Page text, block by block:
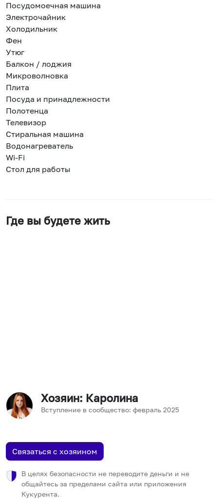
Посудомоечная машина
Электрочайник
Холодильник
Фен
Утюг
Балкон / лоджия
Микроволновка
Плита
Посуда и принадлежности
Полотенца
Телевизор
Стиральная машина
Водонагреватель
Wi-Fi
Стол для работы
Где вы будете жить
Хозяин: Каролина
Вступление в сообщество: февраль 2025
Связаться с хозяином
В целях безопасности не переводите деньги и не
общайтесь за пределами сайта или приложения
Кукурента.